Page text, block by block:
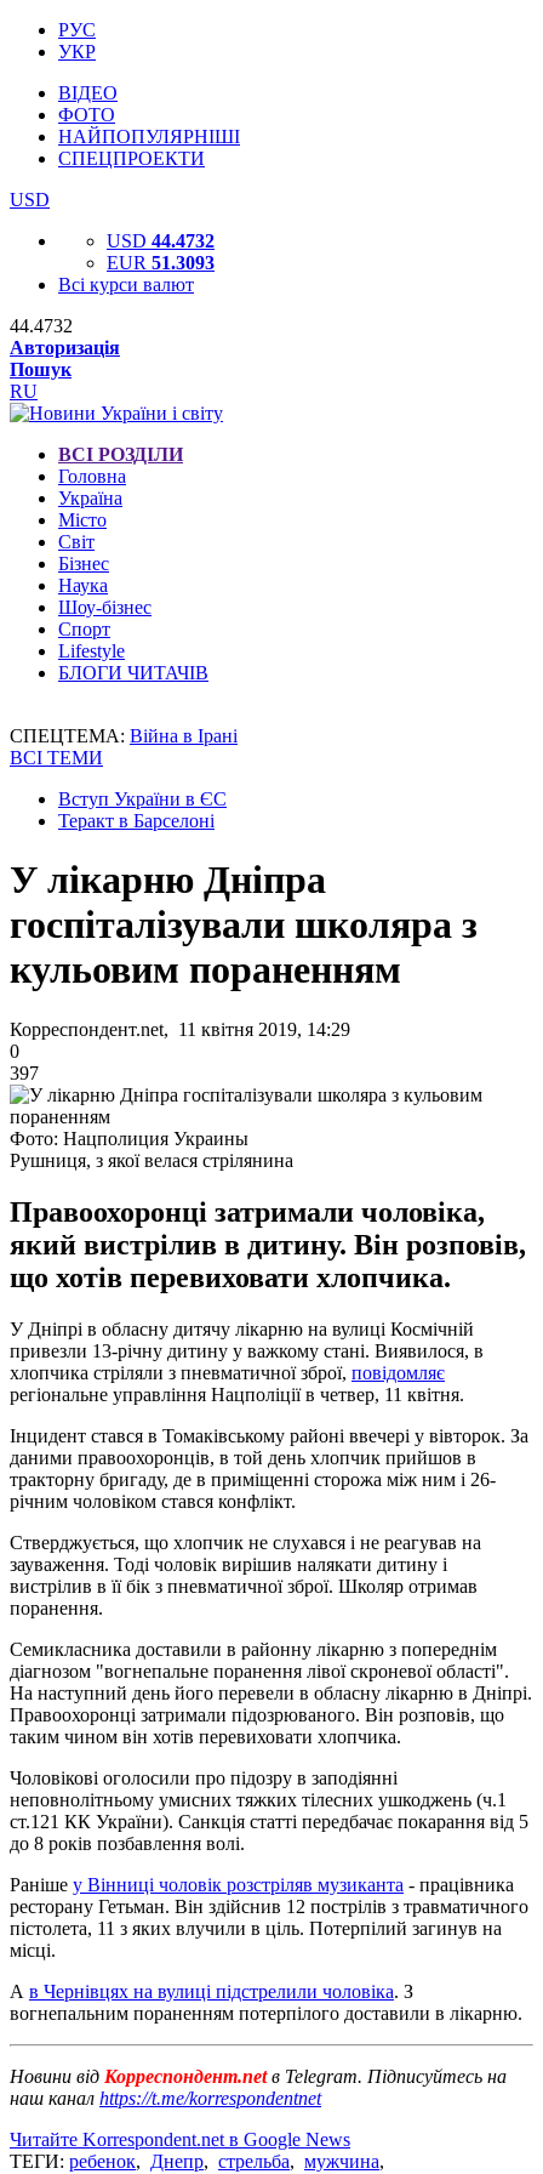
РУС
УКР
ВІДЕО
ФОТО
НАЙПОПУЛЯРНІШІ
СПЕЦПРОЕКТИ
USD
USD 44.4732
EUR 51.3093
Всі курси валют
44.4732
Авторизація
Пошук
RU
ВСІ РОЗДІЛИ
Головна
Україна
Місто
Світ
Бізнес
Наука
Шоу-бізнес
Спорт
Lifestyle
БЛОГИ ЧИТАЧІВ
СПЕЦТЕМА: Війна в Ірані
ВСІ ТЕМИ
Вступ України в ЄС
Теракт в Барселоні
У лікарню Дніпра
госпіталізували школяра з
кульовим пораненням
Корреспондент.net, 11 квітня 2019, 14:29
0
397
Фото: Нацполиция Украины
Рушниця, з якої велася стрілянина
Правоохоронці затримали чоловіка,
який вистрілив в дитину. Він розповів,
що хотів перевиховати хлопчика.
У Дніпрі в обласну дитячу лікарню на вулиці Космічній
привезли 13-річну дитину у важкому стані. Виявилося, в
хлопчика стріляли з пневматичної зброї, повідомляє
регіональне управління Нацполіції в четвер, 11 квітня.
Інцидент стався в Томаківському районі ввечері у вівторок. За
даними правоохоронців, в той день хлопчик прийшов в
тракторну бригаду, де в приміщенні сторожа між ним і 26-
річним чоловіком стався конфлікт.
Стверджується, що хлопчик не слухався і не реагував на
зауваження. Тоді чоловік вирішив налякати дитину і
вистрілив в її бік з пневматичної зброї. Школяр отримав
поранення.
Семикласника доставили в районну лікарню з попереднім
діагнозом "вогнепальне поранення лівої скроневої області".
На наступний день його перевели в обласну лікарню в Дніпрі.
Правоохоронці затримали підозрюваного. Він розповів, що
таким чином він хотів перевиховати хлопчика.
Чоловікові оголосили про підозру в заподіянні
неповнолітньому умисних тяжких тілесних ушкоджень (ч.1
ст.121 КК України). Санкція статті передбачає покарання від 5
до 8 років позбавлення волі.
Раніше у Вінниці чоловік розстріляв музиканта - працівника
ресторану Гетьман. Він здійснив 12 пострілів з травматичного
пістолета, 11 з яких влучили в ціль. Потерпілий загинув на
місці.
А в Чернівцях на вулиці підстрелили чоловіка. З
вогнепальним пораненням потерпілого доставили в лікарню.
Новини від Корреспондент.netв Telegram. Підписуйтесь на
наш канал https://t.me/korrespondentnet
Читайте Korrespondent.net в Google News
ТЕГИ: ребенок, Днепр, стрельба, мужчина,